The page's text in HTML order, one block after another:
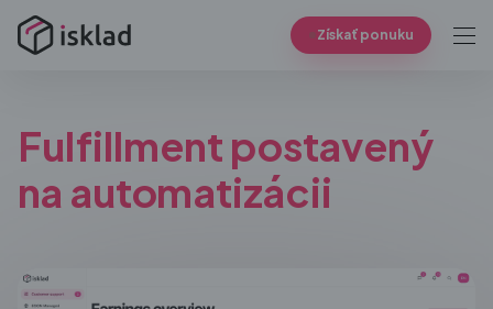
Získať ponuku
Fulfillment postavený
na automatizácii